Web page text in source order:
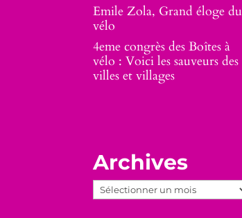
Emile Zola, Grand éloge du
vélo
4eme congrès des Boîtes à
vélo : Voici les sauveurs des
villes et villages
Archives
Archives